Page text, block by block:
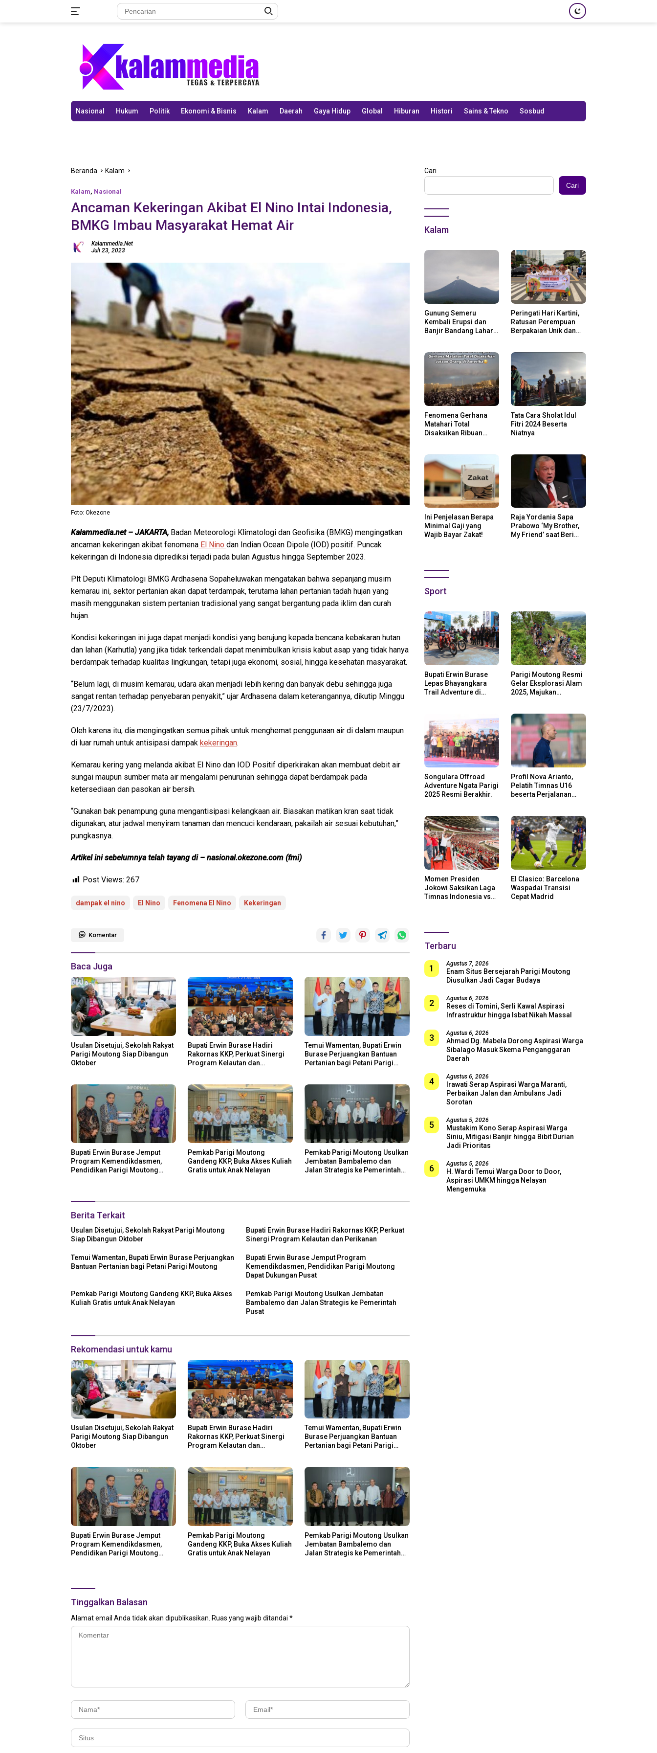
Nasional Hukum Politik Ekonomi & Bisnis Kalam Daerah Gaya Hidup Global Hiburan Histori Sains & Tekno Sosbud
Beranda Kalam
Kalam, Nasional
Ancaman Kekeringan Akibat El Nino Intai Indonesia,
BMKG Imbau Masyarakat Hemat Air
Kalammedia.net
Juli 23, 2023
Foto: Okezone
Kalammedia.net – JAKARTA, Badan Meteorologi Klimatologi dan Geofisika (BMKG) mengingatkan
ancaman kekeringan akibat fenomena El Nino dan Indian Ocean Dipole (IOD) positif. Puncak
kekeringan di Indonesia diprediksi terjadi pada bulan Agustus hingga September 2023.
Plt Deputi Klimatologi BMKG Ardhasena Sopaheluwakan mengatakan bahwa sepanjang musim
kemarau ini, sektor pertanian akan dapat terdampak, terutama lahan pertanian tadah hujan yang
masih menggunakan sistem pertanian tradisional yang sangat bergantung pada iklim dan curah
hujan.
Kondisi kekeringan ini juga dapat menjadi kondisi yang berujung kepada bencana kebakaran hutan
dan lahan (Karhutla) yang jika tidak terkendali dapat menimbulkan krisis kabut asap yang tidak hanya
berdampak terhadap kualitas lingkungan, tetapi juga ekonomi, sosial, hingga kesehatan masyarakat.
“Belum lagi, di musim kemarau, udara akan menjadi lebih kering dan banyak debu sehingga juga
sangat rentan terhadap penyebaran penyakit,” ujar Ardhasena dalam keterangannya, dikutip Minggu
(23/7/2023).
Oleh karena itu, dia mengingatkan semua pihak untuk menghemat penggunaan air di dalam maupun
di luar rumah untuk antisipasi dampak kekeringan.
Kemarau kering yang melanda akibat El Nino dan IOD Positif diperkirakan akan membuat debit air
sungai maupun sumber mata air mengalami penurunan sehingga dapat berdampak pada
ketersediaan dan pasokan air bersih.
“Gunakan bak penampung guna mengantisipasi kelangkaan air. Biasakan matikan kran saat tidak
digunakan, atur jadwal menyiram tanaman dan mencuci kendaraan, pakailah air sesuai kebutuhan,”
pungkasnya.
Artikel ini sebelumnya telah tayang di – nasional.okezone.com (fmi)
Post Views: 267
dampak el nino El Nino Fenomena El Nino Kekeringan
Komentar
Baca Juga
Usulan Disetujui, Sekolah Rakyat
Parigi Moutong Siap Dibangun
Oktober
Bupati Erwin Burase Hadiri
Rakornas KKP, Perkuat Sinergi
Program Kelautan dan
Temui Wamentan, Bupati Erwin
Burase Perjuangkan Bantuan
Pertanian bagi Petani Parigi
Bupati Erwin Burase Jemput
Program Kemendikdasmen,
Pendidikan Parigi Moutong
Pemkab Parigi Moutong
Gandeng KKP, Buka Akses Kuliah
Gratis untuk Anak Nelayan
Pemkab Parigi Moutong Usulkan
Jembatan Bambalemo dan
Jalan Strategis ke Pemerintah
Berita Terkait
Usulan Disetujui, Sekolah Rakyat Parigi Moutong
Siap Dibangun Oktober
Bupati Erwin Burase Hadiri Rakornas KKP, Perkuat
Sinergi Program Kelautan dan Perikanan
Temui Wamentan, Bupati Erwin Burase Perjuangkan
Bantuan Pertanian bagi Petani Parigi Moutong
Bupati Erwin Burase Jemput Program
Kemendikdasmen, Pendidikan Parigi Moutong
Dapat Dukungan Pusat
Pemkab Parigi Moutong Gandeng KKP, Buka Akses
Kuliah Gratis untuk Anak Nelayan
Pemkab Parigi Moutong Usulkan Jembatan
Bambalemo dan Jalan Strategis ke Pemerintah
Pusat
Rekomendasi untuk kamu
Usulan Disetujui, Sekolah Rakyat
Parigi Moutong Siap Dibangun
Oktober
Bupati Erwin Burase Hadiri
Rakornas KKP, Perkuat Sinergi
Program Kelautan dan
Temui Wamentan, Bupati Erwin
Burase Perjuangkan Bantuan
Pertanian bagi Petani Parigi
Bupati Erwin Burase Jemput
Program Kemendikdasmen,
Pendidikan Parigi Moutong
Pemkab Parigi Moutong
Gandeng KKP, Buka Akses Kuliah
Gratis untuk Anak Nelayan
Pemkab Parigi Moutong Usulkan
Jembatan Bambalemo dan
Jalan Strategis ke Pemerintah
Tinggalkan Balasan
Alamat email Anda tidak akan dipublikasikan. Ruas yang wajib ditandai *
Cari
Cari
Kalam
Gunung Semeru
Kembali Erupsi dan
Banjir Bandang Lahar
Peringati Hari Kartini,
Ratusan Perempuan
Berpakaian Unik dan
Fenomena Gerhana
Matahari Total
Disaksikan Ribuan
Tata Cara Sholat Idul
Fitri 2024 Beserta
Niatnya
Ini Penjelasan Berapa
Minimal Gaji yang
Wajib Bayar Zakat!
Raja Yordania Sapa
Prabowo ‘My Brother,
My Friend’ saat Beri
Sport
Bupati Erwin Burase
Lepas Bhayangkara
Trail Adventure di
Parigi Moutong Resmi
Gelar Eksplorasi Alam
2025, Majukan
Songulara Offroad
Adventure Ngata Parigi
2025 Resmi Berakhir.
Profil Nova Arianto,
Pelatih Timnas U16
beserta Perjalanan
Momen Presiden
Jokowi Saksikan Laga
Timnas Indonesia vs
El Clasico: Barcelona
Waspadai Transisi
Cepat Madrid
Terbaru
1 Agustus 7, 2026
Enam Situs Bersejarah Parigi Moutong
Diusulkan Jadi Cagar Budaya
2 Agustus 6, 2026
Reses di Tomini, Serli Kawal Aspirasi
Infrastruktur hingga Isbat Nikah Massal
3 Agustus 6, 2026
Ahmad Dg. Mabela Dorong Aspirasi Warga
Sibalago Masuk Skema Penganggaran
Daerah
4 Agustus 6, 2026
Irawati Serap Aspirasi Warga Maranti,
Perbaikan Jalan dan Ambulans Jadi
Sorotan
5 Agustus 5, 2026
Mustakim Kono Serap Aspirasi Warga
Siniu, Mitigasi Banjir hingga Bibit Durian
Jadi Prioritas
6 Agustus 5, 2026
H. Wardi Temui Warga Door to Door,
Aspirasi UMKM hingga Nelayan
Mengemuka